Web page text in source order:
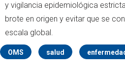
y vigilancia epidemiológica
brote en origen y evitar que se
escala global.
OMS salud